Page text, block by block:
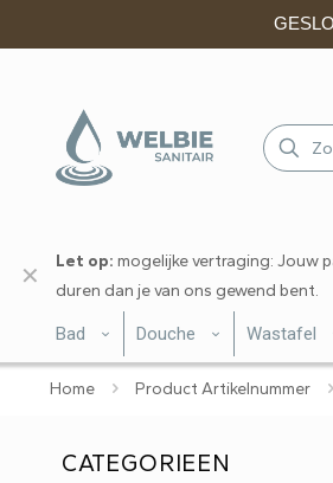
Let op: mogelijke vertraging: Jouw
duren dan je van ons gewend bent.
✕
Bad Douche Wastafel
Home Product Artikelnummer
CATEGORIEEN